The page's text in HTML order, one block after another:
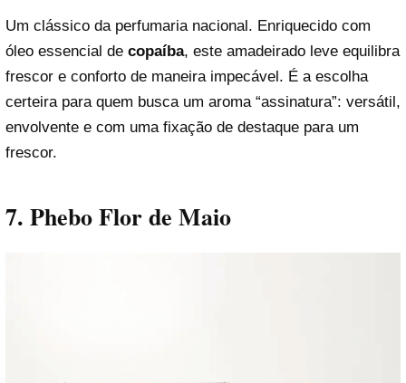
Um clássico da perfumaria nacional. Enriquecido com
óleo essencial de copaíba, este amadeirado leve equilibra
frescor e conforto de maneira impecável. É a escolha
certeira para quem busca um aroma “assinatura”: versátil,
envolvente e com uma fixação de destaque para um
frescor.
7. Phebo Flor de Maio